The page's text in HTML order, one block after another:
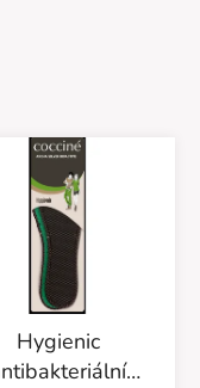
Hygienic